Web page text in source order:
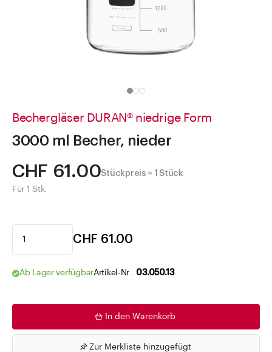
Bechergläser DURAN® niedrige Form
3000 ml Becher, nieder
CHF 61.00Stückpreis = 1 Stück
Für 1 Stk.
CHF 61.00
Ab Lager verfügbarArtikel-Nr . 03.050.13
In den Warenkorb
Zur Merkliste hinzugefügt